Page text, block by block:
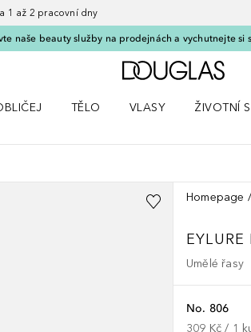
1 až 2 pracovní dny
naše beauty služby na prodejnách a vychutnejte si
Domů
TĚLO
VLASY
ŽIVOTNÍ
Homepage
Umělé řasy
No. 806
309 Kč / 1